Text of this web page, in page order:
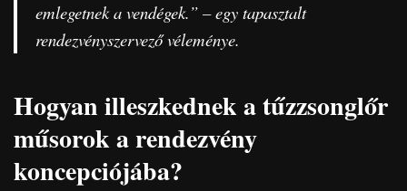
emlegetnek a vendégek.” – egy tapasztalt
rendezvényszervező véleménye.
Hogyan illeszkednek a tűzzsonglőr
műsorok a rendezvény
koncepciójába?